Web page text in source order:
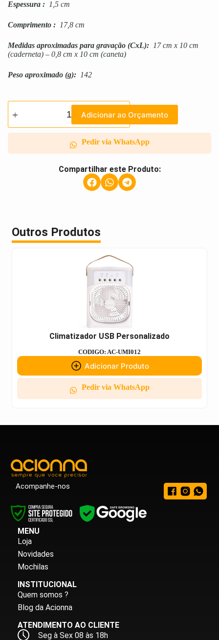
Espessura : 1,5 cm
Comprimento : 17,8 cm
Medidas aproximadas para gravação (CxL): 17 cm x 10 cm
(caderneta) – 0,8 cm x 10 cm (caneta)
Peso aproximado (g): 142
Adicionar ao Orçamento
Pedir via WhatsApp
Compartilhar este Produto:
Outros Produtos
Climatizador USB Personalizado
CODIGO: AC-UMI012
Adicionar Produto
Pedir via WhatsApp
Acompanhe-nos
MENU
Loja
Novidades
Mochilas
INSTITUCIONAL
Quem somos ?
Blog da Acionna
ATENDIMENTO AO CLIENTE
Seg à Sex 08 às 18h